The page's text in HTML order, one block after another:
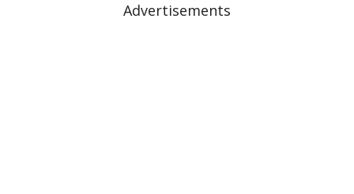
Advertisements